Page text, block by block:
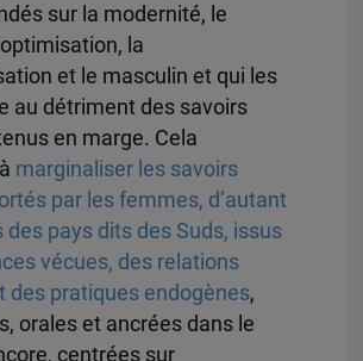
sur la modernité, le
la
et le masculin et qui les
au détriment des savoirs
en marge. Cela
marginaliser les savoirs
par les femmes, d’autant
des pays dits des Suds, issus
vécues, des relations
des pratiques endogènes,
orales et ancrées dans le
centrées sur